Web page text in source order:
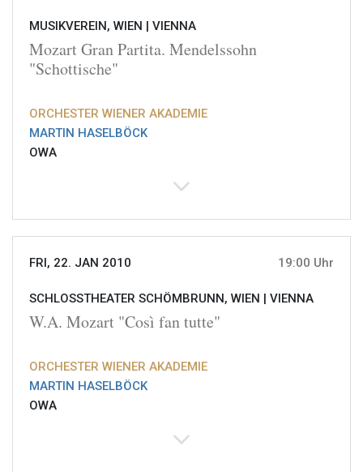
MUSIKVEREIN, WIEN | VIENNA
Mozart Gran Partita. Mendelssohn
"Schottische"
ORCHESTER WIENER AKADEMIE
MARTIN HASELBÖCK
OWA
FRI, 22. JAN 2010 19:00 Uhr
SCHLOSSTHEATER SCHÖMBRUNN, WIEN | VIENNA
W.A. Mozart "Così fan tutte"
ORCHESTER WIENER AKADEMIE
MARTIN HASELBÖCK
OWA